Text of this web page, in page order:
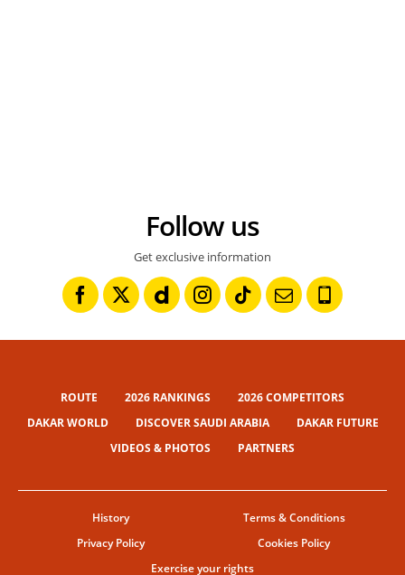
Follow us
Get exclusive information
ROUTE 2026 RANKINGS
2026 COMPETITORS
DAKAR WORLD
DISCOVER SAUDI ARABIA
DAKAR FUTURE
VIDEOS & PHOTOS
PARTNERS
History
Terms & Conditions
Privacy Policy
Cookies Policy
Exercise your rights